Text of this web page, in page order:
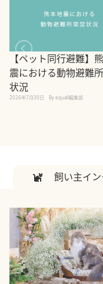
【ペット同行避難】
震における動物避難
状況
2026年7月30日 By equall編集部
飼い主イン